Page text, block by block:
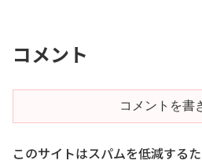
コメント
コメントを書
このサイトはスパムを低減する